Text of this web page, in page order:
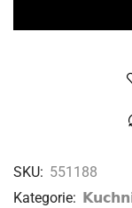
SKU: 551188
Kategorie: